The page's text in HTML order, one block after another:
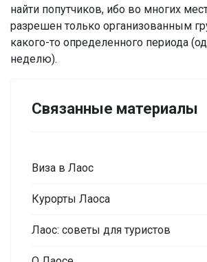
найти попутчиков, ибо во многих
разрешен только организованным
какого-то определенного периода
неделю).
Связанные материалы
Виза в Лаос
Курорты Лаоса
Лаос: советы для туристов